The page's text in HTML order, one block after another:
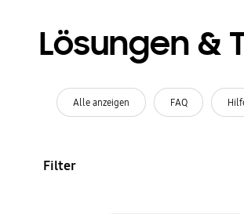
Lösungen &
Alle anzeigen FAQ
Filter